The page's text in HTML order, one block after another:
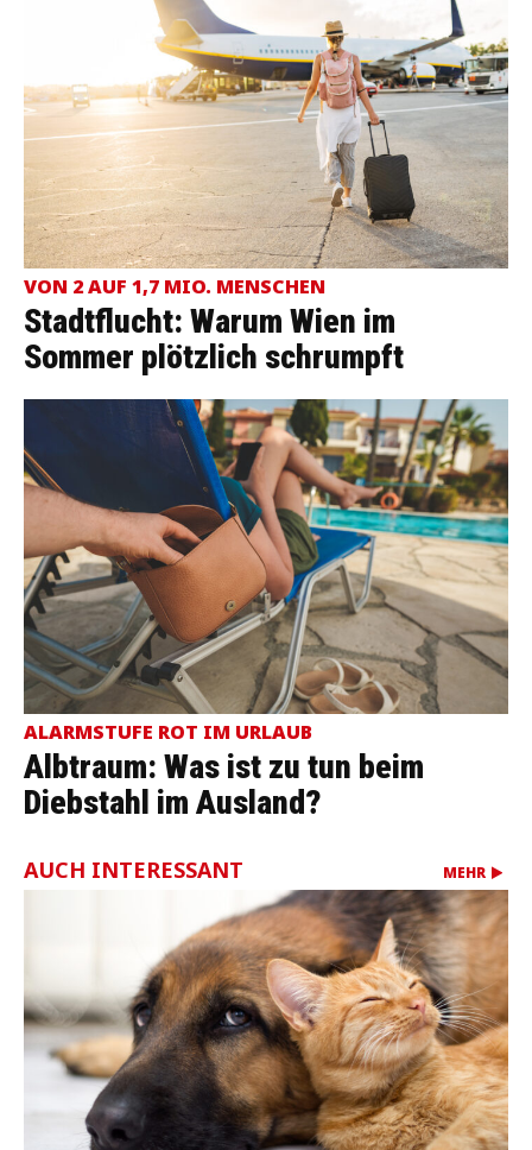
VON 2 AUF 1,7 MIO. MENSCHEN
Stadtflucht: Warum Wien im
Sommer plötzlich schrumpft
ALARMSTUFE ROT IM URLAUB
Albtraum: Was ist zu tun beim
Diebstahl im Ausland?
AUCH INTERESSANT MEHR